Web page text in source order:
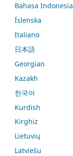
Bahasa Indonesia
Íslenska
Italiano
日本語
Georgian
Kazakh
한국어
Kurdish
Kirghiz
Lietuvių
Latviešu